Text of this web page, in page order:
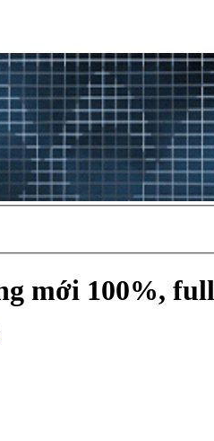
mới 100%,